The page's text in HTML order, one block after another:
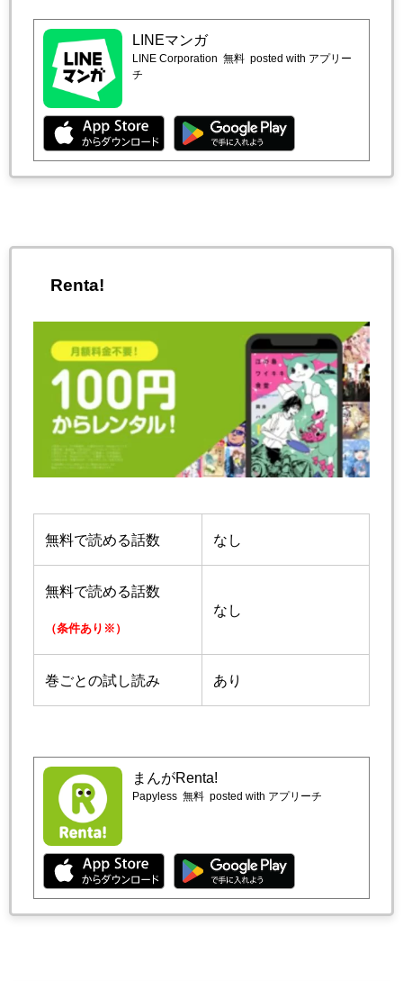
LINEマンガ
LINE Corporation 無料 posted with アプリー
チ
Renta!
無料で読める話数 なし
無料で読める話数
（条件あり※）
なし
巻ごとの試し読み あり
まんがRenta!
Papyless 無料 posted with アプリーチ